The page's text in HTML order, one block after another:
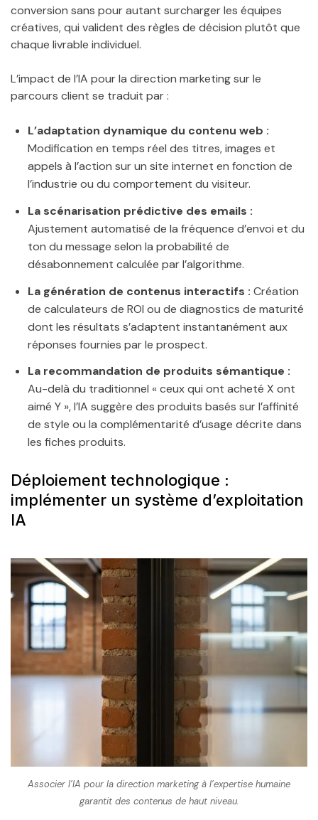
conversion sans pour autant surcharger les équipes
créatives, qui valident des règles de décision plutôt que
chaque livrable individuel.
L’impact de l’IA pour la direction marketing sur le
parcours client se traduit par :
L’adaptation dynamique du contenu web :
Modification en temps réel des titres, images et
appels à l’action sur un site internet en fonction de
l’industrie ou du comportement du visiteur.
La scénarisation prédictive des emails :
Ajustement automatisé de la fréquence d’envoi et du
ton du message selon la probabilité de
désabonnement calculée par l’algorithme.
La génération de contenus interactifs : Création
de calculateurs de ROI ou de diagnostics de maturité
dont les résultats s’adaptent instantanément aux
réponses fournies par le prospect.
La recommandation de produits sémantique :
Au-delà du traditionnel « ceux qui ont acheté X ont
aimé Y », l’IA suggère des produits basés sur l’affinité
de style ou la complémentarité d’usage décrite dans
les fiches produits.
Déploiement technologique :
implémenter un système d’exploitation
IA
Associer l’IA pour la direction marketing à l’expertise humaine
garantit des contenus de haut niveau.